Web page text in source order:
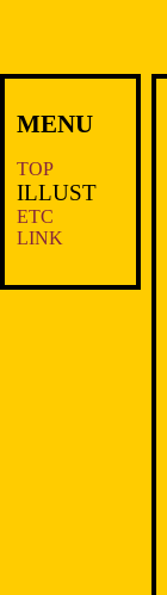
MENU
TOP
ILLUST
ETC
LINK